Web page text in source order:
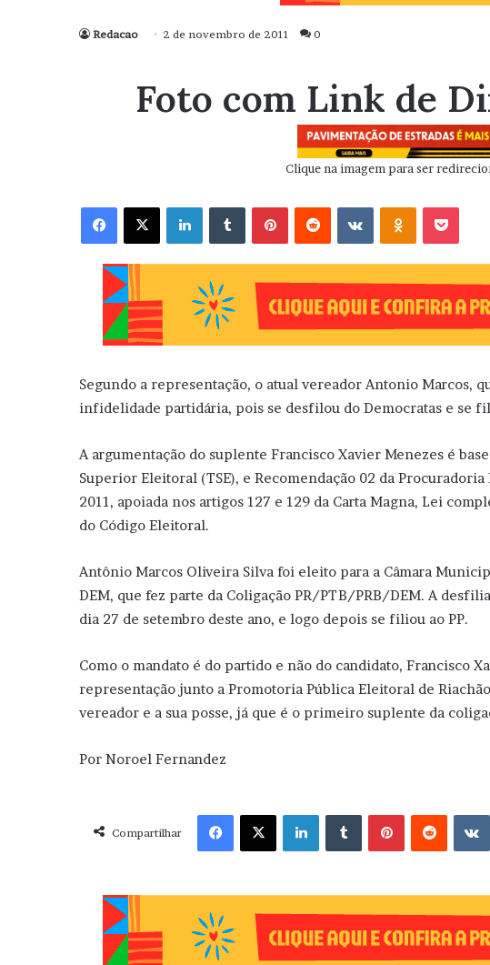
Redacao 2 de novembro de 2011 0
Foto com Link de
Clique na imagem para ser
Facebook X Linkedin VK OK
Segundo a representação, o atual vereador Antonio Marcos,
infidelidade partidária, pois se desfilou do Democratas e se
A argumentação do suplente Francisco Xavier Menezes é
Superior Eleitoral (TSE), e Recomendação 02 da
2011, apoiada nos artigos 127 e 129 da Carta Magna, Lei
do Código Eleitoral.
Antônio Marcos Oliveira Silva foi eleito para a Câmara
DEM, que fez parte da Coligação PR/PTB/PRB/DEM. A
dia 27 de setembro deste ano, e logo depois se filiou ao PP.
Como o mandato é do partido e não do candidato, Francisco
representação junto a Promotoria Pública Eleitoral de
vereador e a sua posse, já que é o primeiro suplente da
Por Noroel Fernandez
Compartilhar
Facebook X Linkedin